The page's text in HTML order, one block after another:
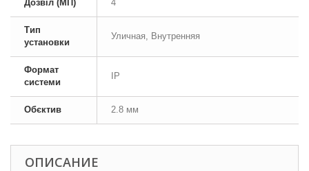
Дозвіл (МП) 4
Тип
установки
Уличная, Внутренняя
Формат
системи
IP
Обєктив 2.8 мм
ОПИСАНИЕ